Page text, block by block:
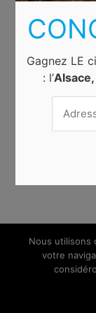
Nous utilisons
votre
Gagnez LE
: l’